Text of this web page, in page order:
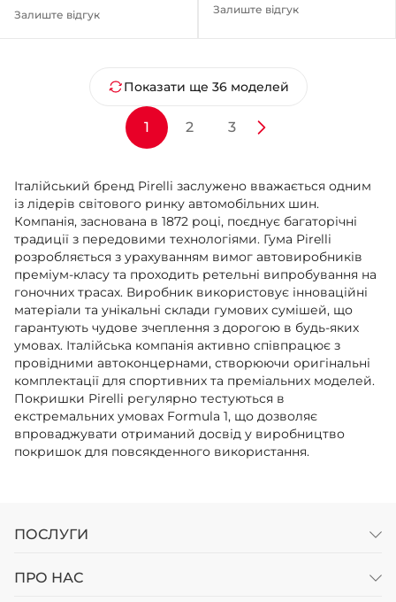
Залиште відгук Залиште відгук
Показати ще 36 моделей
1 2 3
Італійський бренд Pirelli заслужено вважається одним
із лідерів світового ринку автомобільних шин.
Компанія, заснована в 1872 році, поєднує багаторічні
традиції з передовими технологіями. Гума Pirelli
розробляється з урахуванням вимог автовиробників
преміум-класу та проходить ретельні випробування на
гоночних трасах. Виробник використовує інноваційні
матеріали та унікальні склади гумових сумішей, що
гарантують чудове зчеплення з дорогою в будь-яких
умовах. Італійська компанія активно співпрацює з
провідними автоконцернами, створюючи оригінальні
комплектації для спортивних та преміальних моделей.
Покришки Pirelli регулярно тестуються в
екстремальних умовах Formula 1, що дозволяє
впроваджувати отриманий досвід у виробництво
покришок для повсякденного використання.
АВТОШИН
Шини Пірелі створюються на високотехнологічних
ПОСЛУГИ
ПРО НАС